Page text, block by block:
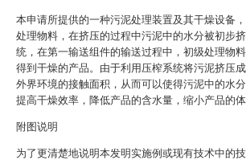
本申请所提供的一种污泥处理装置及其干燥设备
处理物料，在挤压的过程中污泥中的水分被初步
统，在第一输送组件的输送过程中，初级处理物
得到干燥的产品。由于利用压榨系统将污泥挤压
外界环境的接触面积，从而可以使得污泥中的水
提高干燥效率，降低产品的含水量，缩小产品的
附图说明
为了更清楚地说明本发明实施例或现有技术中的